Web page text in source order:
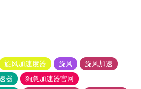
旋风加速度器 旋风
旋风加速
器
狗急加速器官网